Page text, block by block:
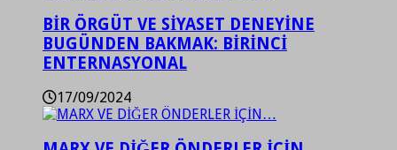
BİR ÖRGÜT VE SİYASET DENEYİNE
BUGÜNDEN BAKMAK: BİRİNCİ
ENTERNASYONAL
17/09/2024